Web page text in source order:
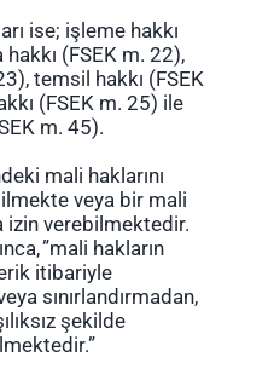
ise; işleme hakkı
(FSEK m. 22),
temsil hakkı (FSEK
(FSEK m. 25) ile
m. 45).
mali haklarını
veya bir mali
izin verebilmektedir.
”mali hakların
itibariyle
sınırlandırmadan,
şekilde